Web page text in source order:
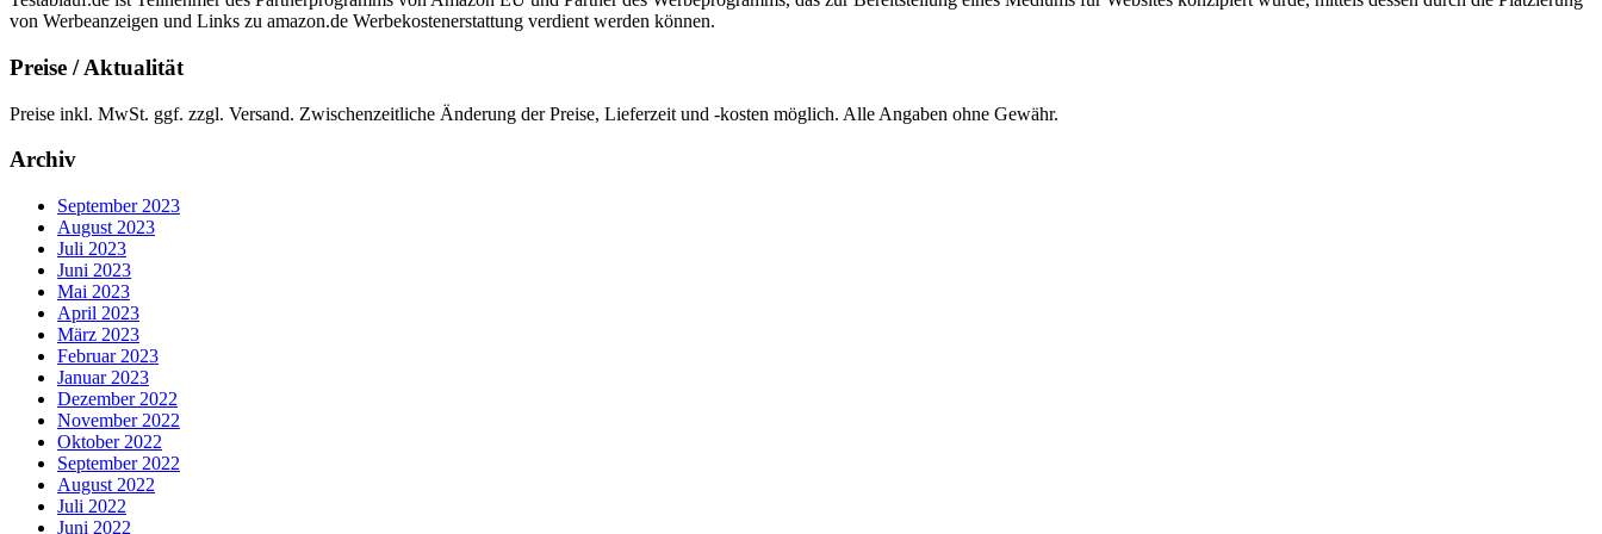
von Werbeanzeigen und Links zu amazon.de Werbekostenerstattung verdient werden können.
Preise / Aktualität
Preise inkl. MwSt. ggf. zzgl. Versand. Zwischenzeitliche Änderung der Preise, Lieferzeit und -kosten möglich. Alle Angaben ohne Gewähr.
Archiv
September 2023
August 2023
Juli 2023
Juni 2023
Mai 2023
April 2023
März 2023
Februar 2023
Januar 2023
Dezember 2022
November 2022
Oktober 2022
September 2022
August 2022
Juli 2022
Juni 2022